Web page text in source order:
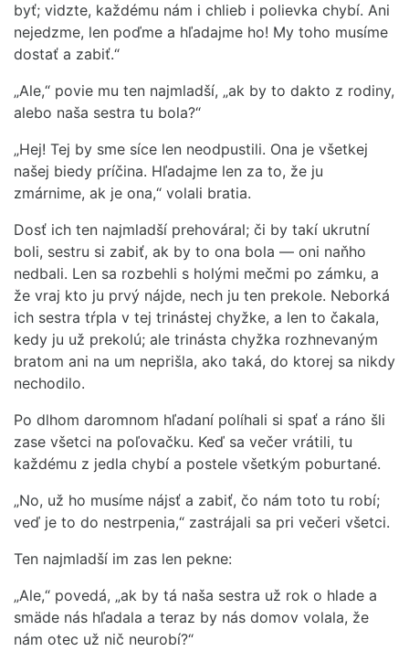
byť; vidzte, každému nám i chlieb i polievka chybí. Ani
nejedzme, len poďme a hľadajme ho! My toho musíme
dostať a zabiť.“
„Ale,“ povie mu ten najmladší, „ak by to dakto z rodiny,
alebo naša sestra tu bola?“
„Hej! Tej by sme síce len neodpustili. Ona je všetkej
našej biedy príčina. Hľadajme len za to, že ju
zmárnime, ak je ona,“ volali bratia.
Dosť ich ten najmladší prehováral; či by takí ukrutní
boli, sestru si zabiť, ak by to ona bola — oni naňho
nedbali. Len sa rozbehli s holými mečmi po zámku, a
že vraj kto ju prvý nájde, nech ju ten prekole. Neborká
ich sestra tŕpla v tej trinástej chyžke, a len to čakala,
kedy ju už prekolú; ale trinásta chyžka rozhnevaným
bratom ani na um neprišla, ako taká, do ktorej sa nikdy
nechodilo.
Po dlhom daromnom hľadaní políhali si spať a ráno šli
zase všetci na poľovačku. Keď sa večer vrátili, tu
každému z jedla chybí a postele všetkým poburtané.
„No, už ho musíme nájsť a zabiť, čo nám toto tu robí;
veď je to do nestrpenia,“ zastrájali sa pri večeri všetci.
Ten najmladší im zas len pekne:
„Ale,“ povedá, „ak by tá naša sestra už rok o hlade a
smäde nás hľadala a teraz by nás domov volala, že
nám otec už nič neurobí?“